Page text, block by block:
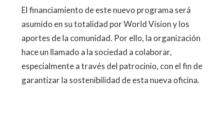
El financiamiento de este nuevo programa será
asumido en su totalidad por World Vision y los
aportes de la comunidad. Por ello, la organización
hace un llamado a la sociedad a colaborar,
especialmente a través del patrocinio, con el fin de
garantizar la sostenibilidad de esta nueva oficina.